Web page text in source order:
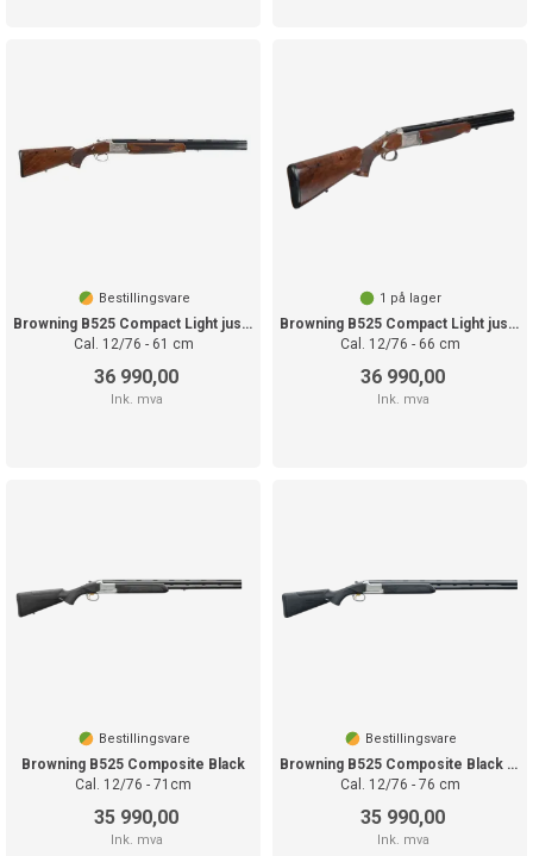
Bestillingsvare
Browning B525 Compact Light justerbar
Cal. 12/76 - 61 cm
36 990,00
Ink. mva
1 på lager
Browning B525 Compact Light justerbar
Cal. 12/76 - 66 cm
36 990,00
Ink. mva
Bestillingsvare
Browning B525 Composite Black
Cal. 12/76 - 71cm
35 990,00
Ink. mva
Bestillingsvare
Browning B525 Composite Black justerbar
Cal. 12/76 - 76 cm
35 990,00
Ink. mva